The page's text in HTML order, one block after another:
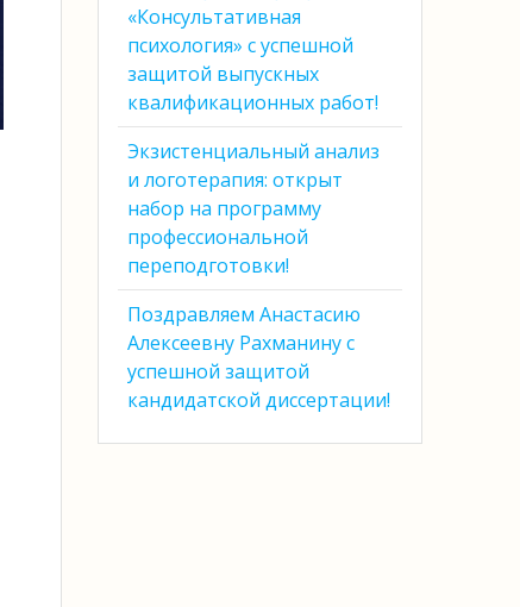
«Консультативная
психология» с успешной
защитой выпускных
квалификационных работ!
Экзистенциальный анализ
и логотерапия: открыт
набор на программу
профессиональной
переподготовки!
Поздравляем Анастасию
Алексеевну Рахманину с
успешной защитой
кандидатской диссертации!